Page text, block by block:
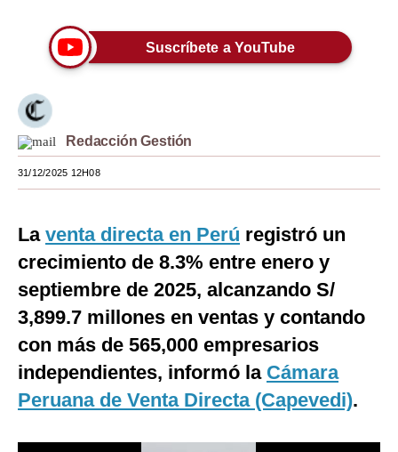
Lujo
Viajes
Moda
Estilos
Mundo
México
España
Internacional
Tecnología
Suscríbete a YouTube
Redacción Gestión
31/12/2025 12H08
La venta directa en Perú registró un
crecimiento de 8.3% entre enero y
septiembre de 2025, alcanzando S/
3,899.7 millones en ventas y contando
con más de 565,000 empresarios
independientes, informó la Cámara
Peruana de Venta Directa (Capevedi).